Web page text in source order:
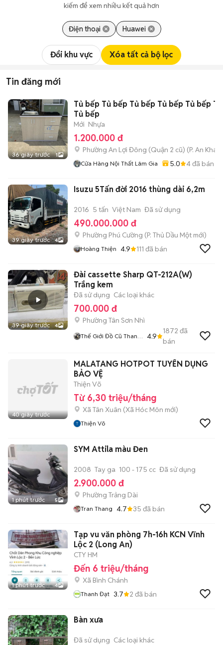
kiếm để xem nhiều kết quả hơn
Điện thoại Huawei
Đổi khu vực Xóa tất cả bộ lọc
Tin đăng mới
36 giây trước 1
Tủ bếp Tủ bếp Tủ bếp Tủ bếp Tủ bếp
Tủ bếp
Mới Nhựa
1.200.000 đ
Phường An Lợi Đông (Quận 2 cũ) (P. An
Cửa Hàng Nội Thất Lâm Gia 5.0 4đã bán
39 giây trước 4
Isuzu 5Tấn đời 2016 thùng dài 6,2m
2016 5 tấn Việt Nam Đã sử dụng
490.000.000 đ
Phường Phú Cường (P. Thủ Dầu Một mới)
Hoàng Thiện 4.9 111 đã bán
39 giây trước 4
Đài cassette Sharp QT-212A(W)
Trắng kem
Đã sử dụng Các loại khác
700.000 đ
Phường Tân Sơn Nhì
Thế Giới Đồ Cũ Thanh
4.9
1872 đã
bán
40 giây trước
MALATANG HOTPOT TUYỂN DỤNG
BẢO VỆ
Thiện Võ
Từ 6,30 triệu/tháng
Xã Tân Xuân (Xã Hóc Môn mới)
Thiện Võ
1 phút trước 5
SYM Attila màu Đen
2008 Tay ga 100 - 175 cc Đã sử dụng
2.900.000 đ
Phường Trảng Dài
Tran Thang 4.7 35 đã bán
1 phút trước 4
Tạp vu văn phòng 7h-16h KCN Vĩnh
Lộc 2 (Long An)
CTY HM
Đến 6 triệu/tháng
Xã Bình Chánh
Thanh Đạt 3.7 2 đã bán
Bàn xưa
Đã sử dụng Các loại khác